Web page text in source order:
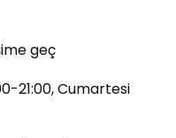
geç
21:00, Cumartesi